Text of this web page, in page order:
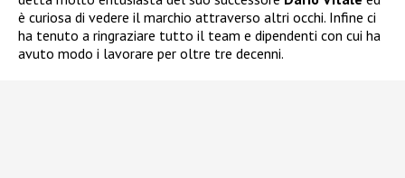
è curiosa di vedere il marchio attraverso altri occhi. Infine ci
ha tenuto a ringraziare tutto il team e dipendenti con cui ha
avuto modo i lavorare per oltre tre decenni.